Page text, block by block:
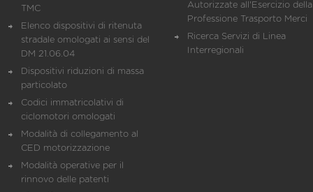
TMC
Elenco dispositivi di ritenuta
stradale omologati ai sensi del
DM 21.06.04
Dispositivi riduzioni di massa
particolato
Codici immatricolativi di
ciclomotori omologati
Modalità di collegamento al
CED motorizzazione
Modalità operative per il
rinnovo delle patenti
Autorizzate all'Esercizio della
Professione Trasporto Merci
Ricerca Servizi di Linea
Interregionali